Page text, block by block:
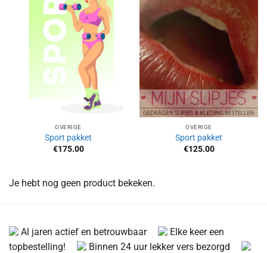
Aan
verlanglijst
toevoegen
OVERIGE
Sport pakket
€175.00
Aan
verlanglijst
toevoegen
OVERIGE
Sport pakket
€125.00
Je hebt nog geen product bekeken.
Al jaren actief en betrouwbaar
Elke keer een
topbestelling!
Binnen 24 uur lekker vers bezorgd